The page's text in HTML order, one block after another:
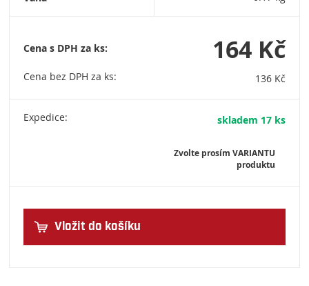
Cena s DPH za ks:
Cena bez DPH za ks:
164 Kč
136 Kč
Expedice: skladem 17 ks
Zvolte prosím VARIANTU
produktu
Vložit do košíku